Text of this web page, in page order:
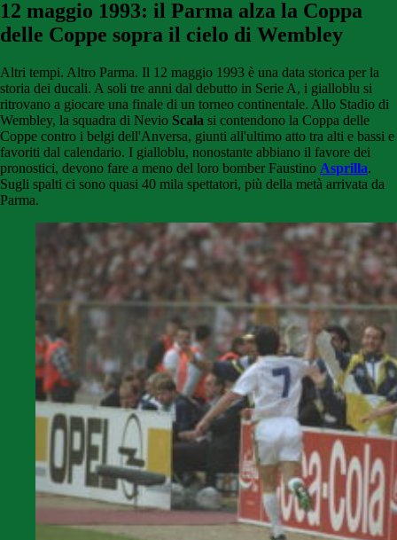
12 maggio 1993: il Parma alza la Coppa
delle Coppe sopra il cielo di Wembley
Altri tempi. Altro Parma. Il 12 maggio 1993 è una data storica per la
storia dei ducali. A soli tre anni dal debutto in Serie A, i gialloblu si
ritrovano a giocare una finale di un torneo continentale. Allo Stadio di
Wembley, la squadra di Nevio Scala si contendono la Coppa delle
Coppe contro i belgi dell'Anversa, giunti all'ultimo atto tra alti e bassi e
favoriti dal calendario. I gialloblu, nonostante abbiano il favore dei
pronostici, devono fare a meno del loro bomber Faustino Asprilla.
Sugli spalti ci sono quasi 40 mila spettatori, più della metà arrivata da
Parma.